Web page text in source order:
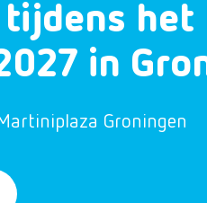
het
in
Groningen